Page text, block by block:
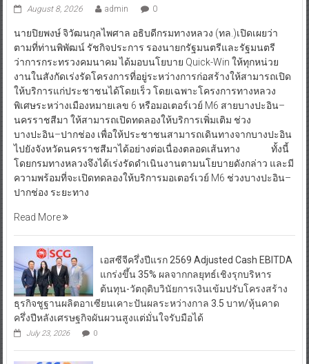
August 8, 2026 admin 0
นายปิยพงษ์ จิวัฒนกุลไพศาล อธิบดีกรมทางหลวง (ทล.)เปิดเผยว่า
ตามที่ท่านพิพัฒน์ รัชกิจประการ รองนายกรัฐมนตรีและรัฐมนตรี
ว่าการกระทรวงคมนาคม ได้มอบนโยบาย Quick-Win ให้ทุกหน่วย
งานในสังกัดเร่งรัดโครงการที่อยู่ระหว่างการก่อสร้างให้สามารถเปิด
ให้บริการแก่ประชาชนได้โดยเร็ว โดยเฉพาะโครงการทางหลวง
พิเศษระหว่างเมืองหมายเลข 6 หรือมอเตอร์เวย์ M6 สายบางปะอิน–
นครราชสีมา ให้สามารถเปิดทดลองให้บริการเพิ่มเติม ช่วง
บางปะอิน–ปากช่อง เพื่อให้ประชาชนสามารถเดินทางจากบางปะอิน
ไปยังจังหวัดนครราชสีมาได้อย่างต่อเนื่องตลอดเส้นทาง ทั้งนี้
โดยกรมทางหลวงจึงได้เร่งรัดดำเนินงานตามนโยบายดังกล่าว และมี
ความพร้อมที่จะเปิดทดลองให้บริการมอเตอร์เวย์ M6 ช่วงบางปะอิน–
ปากช่อง ระยะทาง
Read More
เอสซีจีครึ่งปีแรก 2569 Adjusted Cash EBITDA
แกร่งขึ้น 35% ผลจากกลยุทธ์เชิงรุกบริหาร
ต้นทุน-วัตถุดิบวินัยการเงินเข้มปรับโครงสร้าง
ธุรกิจชูฐานผลิตอาเซียนเคาะปันผลระหว่างกาล 3.5 บาท/หุ้นคาด
ครึ่งปีหลังเศรษฐกิจผันผวนสูงแต่มั่นใจรับมือได้
July 23, 2026 0